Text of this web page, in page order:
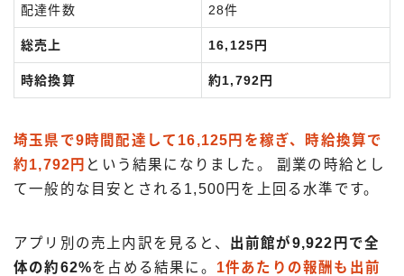
配達件数 28件
総売上 16,125円
時給換算 約1,792円
埼玉県で9時間配達して16,125円を稼ぎ、時給換算で
約1,792円 という結果になりました。 副業の時給とし
て一般的な目安とされる1,500円を上回る水準です。
アプリ別の売上内訳を見ると、 出前館が9,922円で全
体の約62%を占める結果に。 1件あたりの報酬も出前